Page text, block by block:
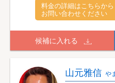
料金の詳細はこちらから
お問い合わせください
候補に入れる
山元雅信 や